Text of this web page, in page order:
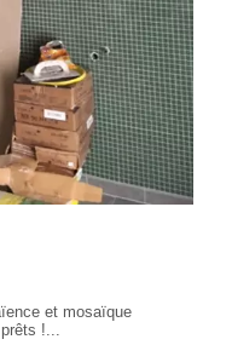
et mosaïque
!...